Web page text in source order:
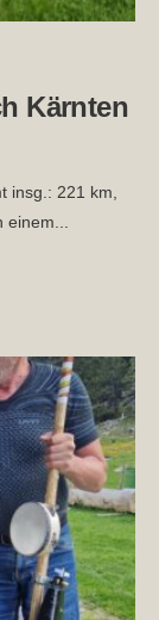
Kärnten
insg.: 221 km,
einem...